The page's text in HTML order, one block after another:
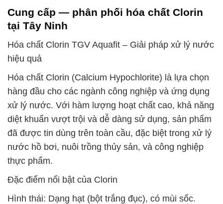
Cung cấp — phân phối hóa chất Clorin
tại Tây Ninh
Hóa chất Clorin TGV Aquafit – Giải pháp xử lý nước
hiệu quả
Hóa chất Clorin (Calcium Hypochlorite) là lựa chọn
hàng đầu cho các ngành công nghiệp và ứng dụng
xử lý nước. Với hàm lượng hoạt chất cao, khả năng
diệt khuẩn vượt trội và dễ dàng sử dụng, sản phẩm
đã được tin dùng trên toàn cầu, đặc biệt trong xử lý
nước hồ bơi, nuôi trồng thủy sản, và công nghiệp
thực phẩm.
Đặc điểm nổi bật của Clorin
Hình thái: Dạng hạt (bột trắng đục), có mùi sốc.